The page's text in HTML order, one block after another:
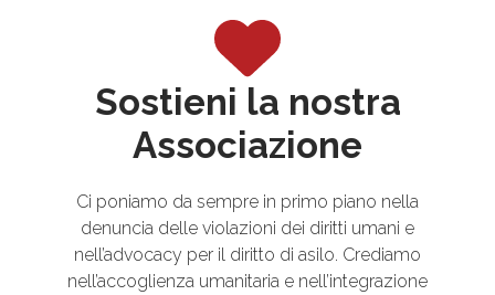
Sostieni la nostra
Associazione
Ci poniamo da sempre in primo piano nella
denuncia delle violazioni dei diritti umani e
nell’advocacy per il diritto di asilo. Crediamo
nell’accoglienza umanitaria e nell’integrazione